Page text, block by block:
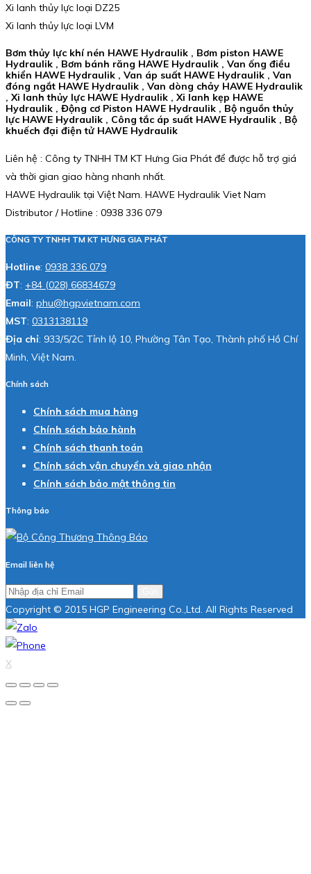
Xi lanh thủy lực loại DZ25
Xi lanh thủy lực loại LVM
Bơm thủy lực khí nén HAWE Hydraulik , Bơm piston HAWE
Hydraulik , Bơm bánh răng HAWE Hydraulik , Van ống điều
khiển HAWE Hydraulik , Van áp suất HAWE Hydraulik , Van
đóng ngắt HAWE Hydraulik , Van dòng chảy HAWE Hydraulik
, Xi lanh thủy lực HAWE Hydraulik , Xi lanh kẹp HAWE
Hydraulik , Động cơ Piston HAWE Hydraulik , Bộ nguồn thủy
lực HAWE Hydraulik , Công tắc áp suất HAWE Hydraulik , Bộ
khuếch đại điện tử HAWE Hydraulik
Liên hệ : Công ty TNHH TM KT Hưng Gia Phát để được hỗ trợ giá
và thời gian giao hàng nhanh nhất.
HAWE Hydraulik tại Việt Nam. HAWE Hydraulik Viet Nam
Distributor / Hotline : 0938 336 079
CÔNG TY TNHH TM KT HƯNG GIA PHÁT
Hotline: 0938 336 079
ĐT: +84 (028) 66834679
Email: phu@hgpvietnam.com
MST: 0313138119
Địa chỉ: 933/5/2C Tỉnh lộ 10, Phường Tân Tạo, Thành phố Hồ Chí
Minh, Việt Nam.
Chính sách
Chính sách mua hàng
Chính sách bảo hành
Chính sách thanh toán
Chính sách vận chuyển và giao nhận
Chính sách bảo mật thông tin
Thông báo
Email liên hệ
Copyright © 2015 HGP Engineering Co.,Ltd. All Rights Reserved
X